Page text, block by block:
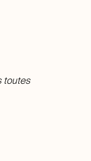
toutes